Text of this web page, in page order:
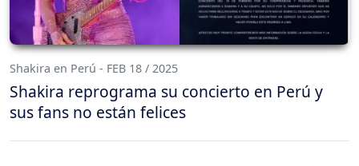
Shakira en Perú - FEB 18 / 2025
Shakira reprograma su concierto en Perú y
sus fans no están felices